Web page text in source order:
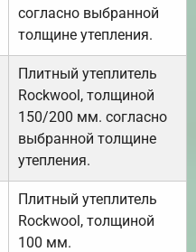
согласно выбранной
толщине утепления.
Плитный утеплитель
Rockwool, толщиной
150/200 мм. согласно
выбранной толщине
утепления.
Плитный утеплитель
Rockwool, толщиной
100 мм.